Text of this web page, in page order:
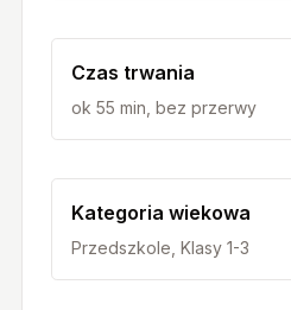
Czas trwania
ok 55 min, bez przerwy
Kategoria wiekowa
Przedszkole, Klasy 1-3